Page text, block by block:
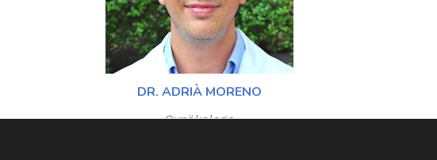
DR. ADRIÀ MORENO
Gynäkologe